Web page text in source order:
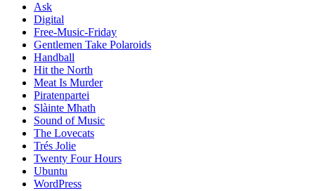
Ask
Digital
Free-Music-Friday
Gentlemen Take Polaroids
Handball
Hit the North
Meat Is Murder
Piratenpartei
Slàinte Mhath
Sound of Music
The Lovecats
Trés Jolie
Twenty Four Hours
Ubuntu
WordPress